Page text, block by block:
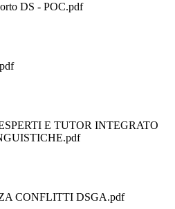
DS - POC.pdf
E TUTOR INTEGRATO
CONFLITTI DSGA.pdf